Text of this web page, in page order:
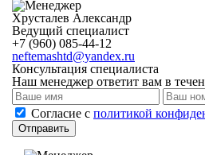
Хрусталев Александр
Ведущий специалист
+7 (960) 085-44-12
neftemashtd@yandex.ru
Консультация специалиста
Наш менеджер ответит вам в
Cогласие с политикой
Отправить